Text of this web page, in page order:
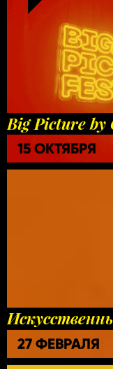
Big Picture
15 ОКТЯБРЯ
27 ФЕВРАЛЯ